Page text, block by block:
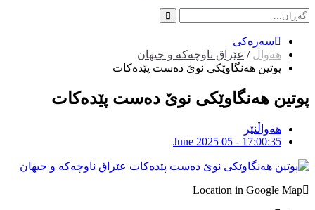
سەرەکی
هەواڵ / عێراق ناوچەکە و جیهان
پوتین هەنگاوێکی نوێ دەست پێدەکات
پوتین هەنگاوێکی نوێ دەست پێدەکات
هەواڵنێر
June 2025 05 - 17:00:35
عێراق ناوچەکە و جیهان
Location in Google Map